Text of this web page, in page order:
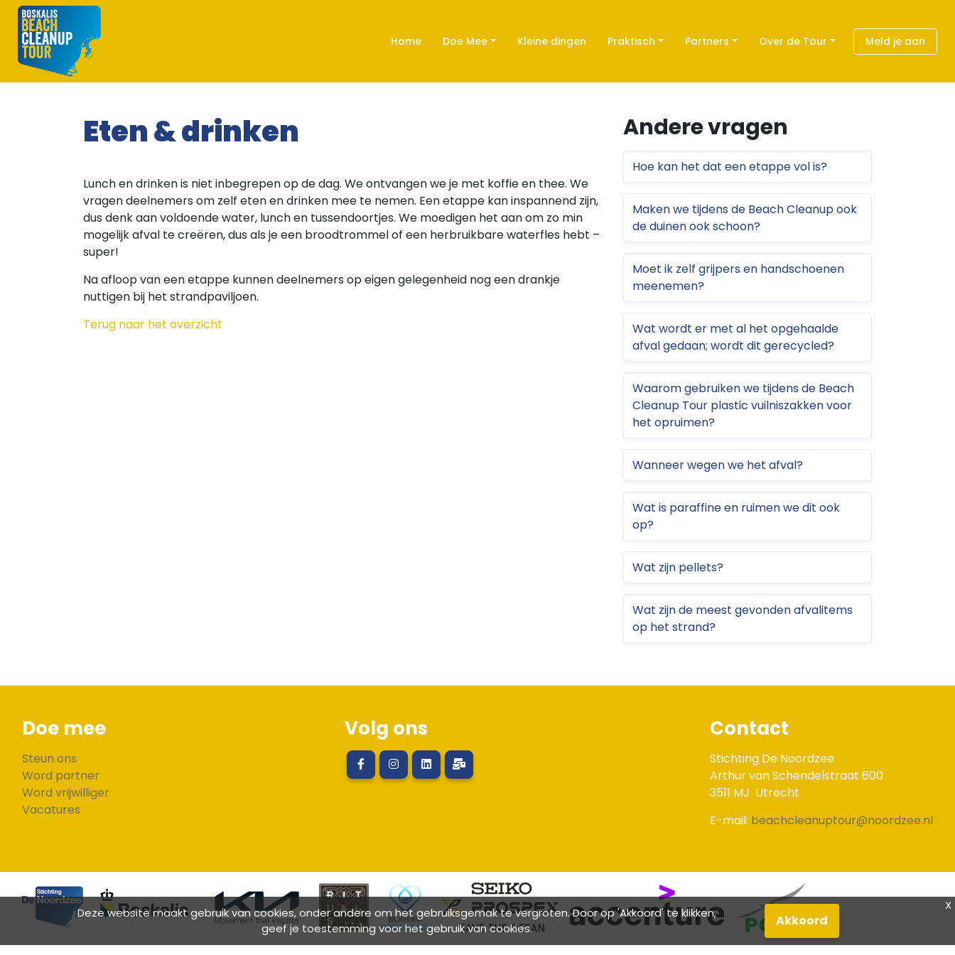
Home Doe Mee Kleine dingen Praktisch Partners Over de Tour Meld je aan
Eten & drinken
Lunch en drinken is niet inbegrepen op de dag. We ontvangen we je met koffie en thee. We
vragen deelnemers om zelf eten en drinken mee te nemen. Een etappe kan inspannend zijn,
dus denk aan voldoende water, lunch en tussendoortjes. We moedigen het aan om zo min
mogelijk afval te creëren, dus als je een broodtrommel of een herbruikbare waterfles hebt –
super!
Na afloop van een etappe kunnen deelnemers op eigen gelegenheid nog een drankje
nuttigen bij het strandpaviljoen.
Terug naar het overzicht
Andere vragen
Hoe kan het dat een etappe vol is?
Maken we tijdens de Beach Cleanup ook
de duinen ook schoon?
Moet ik zelf grijpers en handschoenen
meenemen?
Wat wordt er met al het opgehaalde
afval gedaan; wordt dit gerecycled?
Waarom gebruiken we tijdens de Beach
Cleanup Tour plastic vuilniszakken voor
het opruimen?
Wanneer wegen we het afval?
Wat is paraffine en ruimen we dit ook
op?
Wat zijn pellets?
Wat zijn de meest gevonden afvalitems
op het strand?
Doe mee
Steun ons
Word partner
Word vrijwilliger
Vacatures
Volg ons Contact
Stichting De Noordzee
Arthur van Schendelstraat 600
3511 MJ Utrecht
E-mail: beachcleanuptour@noordzee.nl
Deze website maakt gebruik van cookies, onder andere om het gebruiksgemak te vergroten. Door op 'Akkoord' te klikken,
geef je toestemming voor het gebruik van cookies.
Akkoord
X